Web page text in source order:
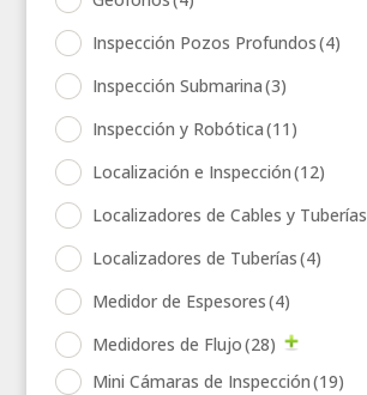
Inspección Pozos Profundos(4)
Inspección Submarina(3)
Inspección y Robótica(11)
Localización e Inspección(12)
Localizadores de Cables y Tuberías
Localizadores de Tuberías(4)
Medidor de Espesores(4)
Medidores de Flujo(28)
Mini Cámaras de Inspección(19)